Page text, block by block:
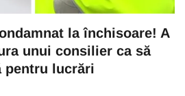
la închisoare! A
unui consilier ca să
pentru lucrări